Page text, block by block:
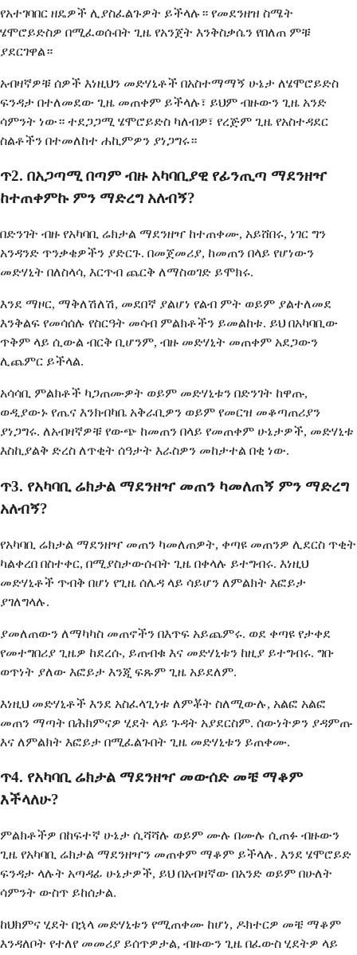
የአተገባበር ዘዴዎች ሊያስፈልጉዎት ይችላሉ። የመደንዘዝ ስሜት
ሄሞሮይድስዎ በሚፈወሱበት ጊዜ የአንጀት እንቅስቃሴን የበለጠ ምቹ
ያደርገዋል።
አብዛኛዎቹ ሰዎች እነዚህን መድሃኒቶች በአስተማማኝ ሁኔታ ለሄሞሮይድስ
ፍንዳታ በተለመደው ጊዜ መጠቀም ይችላሉ፣ ይህም ብዙውን ጊዜ አንድ
ሳምንት ነው። ተደጋጋሚ ሄሞሮይድስ ካለብዎ፣ የረጅም ጊዜ የአስተዳደር
ስልቶችን በተመለከተ ሐኪምዎን ያነጋግሩ።
ጥ2. በአጋጣሚ በጣም ብዙ አካባቢያዊ የፊንጢጣ ማደንዘዣ
ከተጠቀምኩ ምን ማድረግ አለብኝ?
በድንገት ብዙ የአካባቢ ሬክታል ማደንዘዣ ከተጠቀሙ, አይሸበሩ, ነገር ግን
አንዳንድ ጥንቃቄዎችን ያድርጉ. በመጀመሪያ, ከመጠን በላይ የሆነውን
መድሃኒት በለስላሳ, እርጥብ ጨርቅ ለማስወገድ ይሞክሩ.
እንደ ማዞር, ማቅለሽለሽ, መደበኛ ያልሆነ የልብ ምት ወይም ያልተለመደ
እንቅልፍ የመሳሰሉ የስርዓት መሳብ ምልክቶችን ይመልከቱ. ይህ በአካባቢው
ጥቅም ላይ ሲውል ብርቅ ቢሆንም, ብዙ መድሃኒት መጠቀም አደጋውን
ሊጨምር ይችላል.
አሳሳቢ ምልክቶች ካጋጠሙዎት ወይም መድሃኒቱን በድንገት ከዋጡ,
ወዲያውኑ የጤና እንክብካቤ አቅራቢዎን ወይም የመርዝ መቆጣጠሪያን
ያነጋግሩ. ለአብዛኛዎቹ የውጭ ከመጠን በላይ የመጠቀም ሁኔታዎች, መድሃኒቱ
እስኪያልቅ ድረስ ለጥቂት ሰዓታት እራስዎን መከታተል በቂ ነው.
ጥ3. የአካባቢ ሬክታል ማደንዘዣ መጠን ካመለጠኝ ምን ማድረግ
አለብኝ?
የአካባቢ ሬክታል ማደንዘዣ መጠን ካመለጠዎት, ቀጣዩ መጠንዎ ሊደርስ ጥቂት
ካልቀረበ በስተቀር, በሚያስታውሱበት ጊዜ በቀላሉ ይተግብሩ. እነዚህ
መድሃኒቶች ጥብቅ በሆነ የጊዜ ሰሌዳ ላይ ሳይሆን ለምልክት እፎይታ
ያገለግላሉ.
ያመለጠውን ለማካካስ መጠኖችን በእጥፍ አይጨምሩ. ወደ ቀጣዩ የታቀደ
የመተግበሪያ ጊዜዎ ከደረሱ, ይጠብቁ እና መድሃኒቱን ከዚያ ይተግብሩ. ግቡ
ወጥነት ያለው እፎይታ እንጂ ፍጹም ጊዜ አይደለም.
እነዚህ መድሃኒቶች እንደ አስፈላጊነቱ ለምቾት ስለሚውሉ, አልፎ አልፎ
መጠን ማጣት በሕክምናዎ ሂደት ላይ ጉዳት አያደርስም. ሰውነትዎን ያዳምጡ
እና ለምልክት እፎይታ በሚፈልጉበት ጊዜ መድሃኒቱን ይጠቀሙ.
ጥ4. የአካባቢ ሬክታል ማደንዘዣ መውሰድ መቼ ማቆም
እችላለሁ?
ምልክቶችዎ በከፍተኛ ሁኔታ ሲሻሻሉ ወይም ሙሉ በሙሉ ሲጠፉ ብዙውን
ጊዜ የአካባቢ ሬክታል ማደንዘዣን መጠቀም ማቆም ይችላሉ. እንደ ሄሞሮይድ
ፍንዳታ ላሉት አጣዳፊ ሁኔታዎች, ይህ በአብዛኛው በአንድ ወይም በሁለት
ሳምንት ውስጥ ይከሰታል.
ከህክምና ሂደት በኋላ መድሃኒቱን የሚጠቀሙ ከሆነ, ዶክተርዎ መቼ ማቆም
እንዳለቦት የተለየ መመሪያ ይሰጥዎታል, ብዙውን ጊዜ በፈውስ ሂደትዎ ላይ